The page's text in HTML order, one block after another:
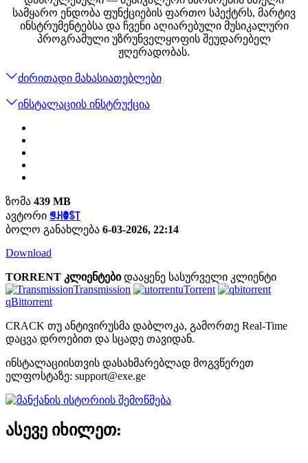
სამყარო ენდობა ფუნქციების ფართო სპექტრს, მარტივ
ინსტრუმენტებსა და ჩვენი აღიარებული მუსიკალური
პროგრამული უზრუნველყოფის შეუდარებელ
ჟღერადობას.
ძირითადი მახასიათებლები
ინსტალაციის ინსტრუქცია
ზომა 439 MB
ავტორი ꁅꃅꂦꌗ꓄
ბოლო განახლება 6-03-2026, 22:14
Download
TORRENT კლიენტები დააყენე სასურველი კლიენტი
Transmission
uTorrent
qBittorrent
CRACK თუ ანტივირუსმა დაბლოკა, გამორთე Real-Time
დაცვა დროებით და სცადე თავიდან.
ინსტალაციისთვის დასახმარებლად მოგვწერეთ
ელფოსტაზე: support@exe.ge
ასევე იხილეთ: